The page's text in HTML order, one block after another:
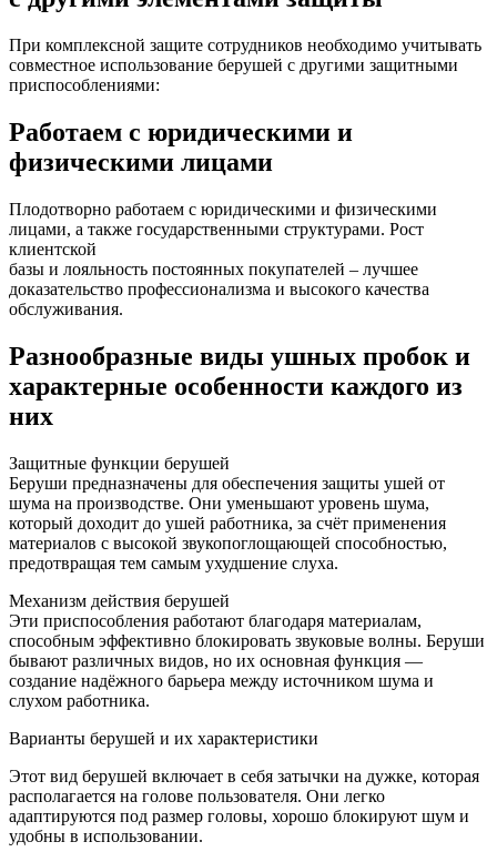
При комплексной защите сотрудников необходимо учитывать
совместное использование берушей с другими защитными
приспособлениями:
Работаем c юридическими и
физическими лицами
Плодотворно работаем с юридическими и физическими
лицами, а также государственными структурами. Рост
клиентской
базы и лояльность постоянных покупателей – лучшее
доказательство профессионализма и высокого качества
обслуживания.
Разнообразные виды ушных пробок и
характерные особенности каждого из
них
Защитные функции берушей
Беруши предназначены для обеспечения защиты ушей от
шума на производстве. Они уменьшают уровень шума,
который доходит до ушей работника, за счёт применения
материалов с высокой звукопоглощающей способностью,
предотвращая тем самым ухудшение слуха.
Механизм действия берушей
Эти приспособления работают благодаря материалам,
способным эффективно блокировать звуковые волны. Беруши
бывают различных видов, но их основная функция —
создание надёжного барьера между источником шума и
слухом работника.
Варианты берушей и их характеристики
Этот вид берушей включает в себя затычки на дужке, которая
располагается на голове пользователя. Они легко
адаптируются под размер головы, хорошо блокируют шум и
удобны в использовании.